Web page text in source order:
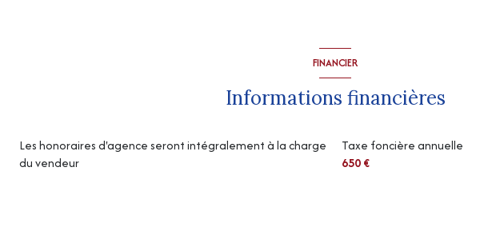
FINANCIER
Informations financières
Les honoraires d'agence seront intégralement à la charge
du vendeur
Taxe foncière annuelle
650 €